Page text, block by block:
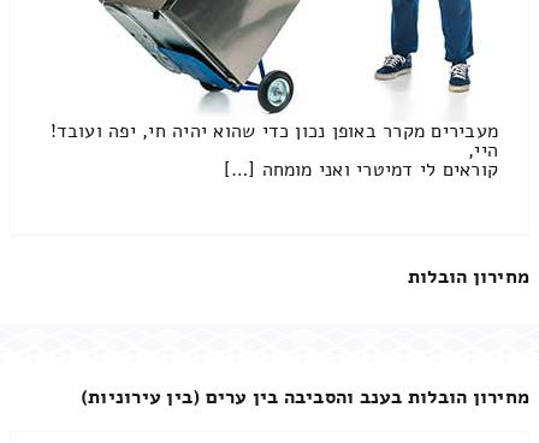
מעבירים מקרר באופן נכון כדי שהוא יהיה חי, יפה ועובד!
היי,
קוראים לי דמיטרי ואני מומחה […]
מחירון הובלות
מחירון הובלות בענב והסביבה בין ערים (בין עירוניות)